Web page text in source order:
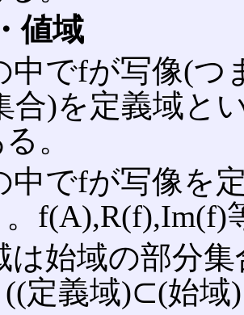
値域
中でfが写像(つ
合)を定義域と
。
中でfが写像を
。f(A),R(f),Im(f)
は始域の部分
定義域)⊂(始